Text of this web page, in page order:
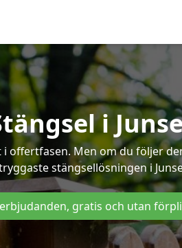
i
offertfasen. Men om du följer
stängsellösningen i
erbjudanden, gratis och utan